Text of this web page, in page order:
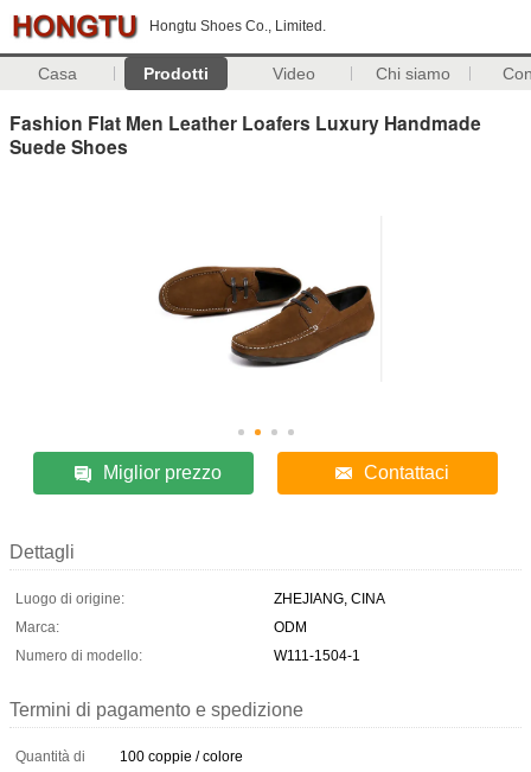
Hongtu Shoes Co., Limited.
Casa Prodotti Video Chi siamo
Fashion Flat Men Leather Loafers Luxury Handmade
Suede Shoes
Miglior prezzo Contattaci
Dettagli
Luogo di origine:
ZHEJIANG, CINA
Marca:
ODM
Numero di modello:
W111-1504-1
Termini di pagamento e spedizione
Quantità di
100 coppie / colore